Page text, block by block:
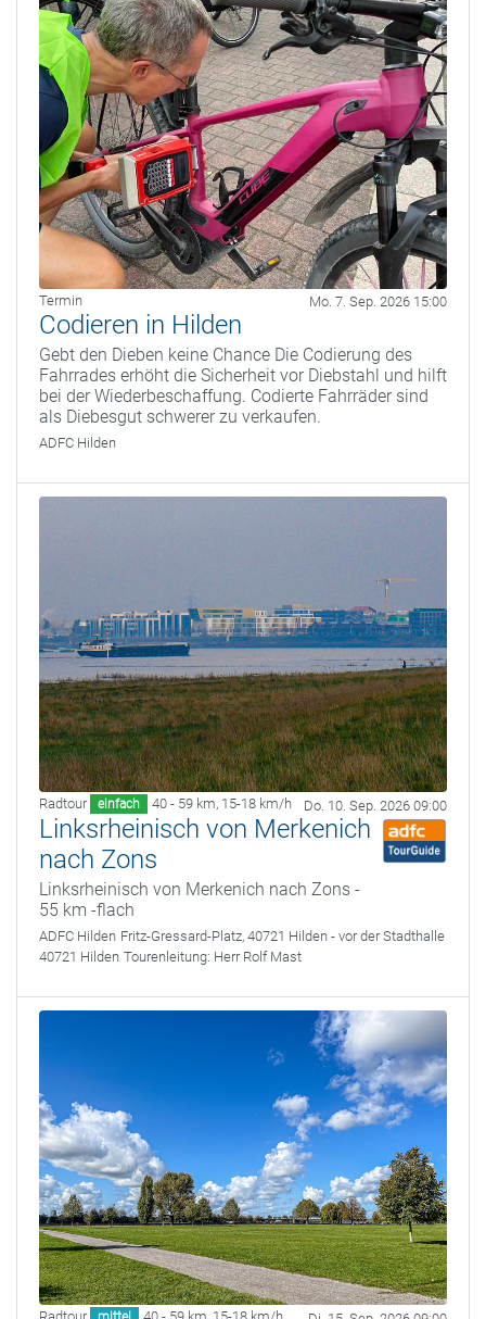
Termin Mo. 7. Sep. 2026 15:00
Codieren in Hilden
Gebt den Dieben keine Chance Die Codierung des
Fahrrades erhöht die Sicherheit vor Diebstahl und hilft
bei der Wiederbeschaffung. Codierte Fahrräder sind
als Diebesgut schwerer zu verkaufen.
ADFC Hilden
Radtour einfach 40 - 59 km, 15-18 km/h Do. 10. Sep. 2026 09:00
Linksrheinisch von Merkenich
nach Zons
Linksrheinisch von Merkenich nach Zons -
55 km -flach
ADFC Hilden Fritz-Gressard-Platz, 40721 Hilden - vor der Stadthalle
40721 Hilden Tourenleitung: Herr Rolf Mast